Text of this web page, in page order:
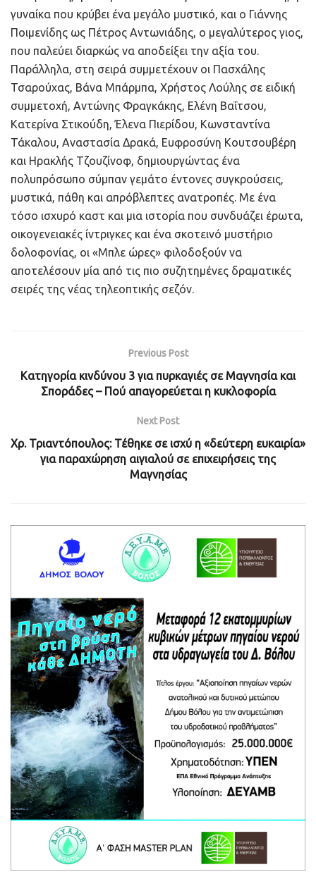
γυναίκα που κρύβει ένα μεγάλο μυστικό, και ο Γιάννης
Ποιμενίδης ως Πέτρος Αντωνιάδης, ο μεγαλύτερος γιος,
που παλεύει διαρκώς να αποδείξει την αξία του.
Παράλληλα, στη σειρά συμμετέχουν οι Πασχάλης
Τσαρούχας, Βάνα Μπάρμπα, Χρήστος Λούλης σε ειδική
συμμετοχή, Αντώνης Φραγκάκης, Ελένη Βαΐτσου,
Κατερίνα Στικούδη, Έλενα Πιερίδου, Κωνσταντίνα
Τάκαλου, Αναστασία Δρακά, Ευφροσύνη Κουτσουβέρη
και Ηρακλής Τζουζίνοφ, δημιουργώντας ένα
πολυπρόσωπο σύμπαν γεμάτο έντονες συγκρούσεις,
μυστικά, πάθη και απρόβλεπτες ανατροπές. Με ένα
τόσο ισχυρό καστ και μια ιστορία που συνδυάζει έρωτα,
οικογενειακές ίντριγκες και ένα σκοτεινό μυστήριο
δολοφονίας, οι «Μπλε ώρες» φιλοδοξούν να
αποτελέσουν μία από τις πιο συζητημένες δραματικές
σειρές της νέας τηλεοπτικής σεζόν.
Previous Post
Κατηγορία κινδύνου 3 για πυρκαγιές σε Μαγνησία και
Σποράδες – Πού απαγορεύεται η κυκλοφορία
Next Post
Χρ. Τριαντόπουλος: Τέθηκε σε ισχύ η «δεύτερη ευκαιρία»
για παραχώρηση αιγιαλού σε επιχειρήσεις της
Μαγνησίας